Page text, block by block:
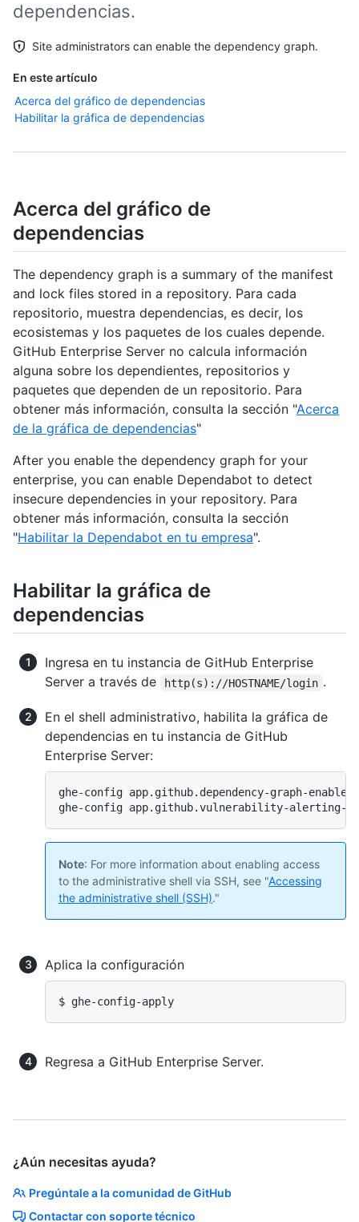
En este artículo
Acerca del gráfico de dependencias
Habilitar la gráfica de dependencias
dependencias.
Site administrators can enable the dependency graph.
Acerca del gráfico de
dependencias
The dependency graph is a summary of the manifest
and lock files stored in a repository. Para cada
repositorio, muestra dependencias, es decir, los
ecosistemas y los paquetes de los cuales depende.
GitHub Enterprise Server no calcula información
alguna sobre los dependientes, repositorios y
paquetes que dependen de un repositorio. Para
obtener más información, consulta la sección "Acerca
de la gráfica de dependencias"
After you enable the dependency graph for your
enterprise, you can enable Dependabot to detect
insecure dependencies in your repository. Para
obtener más información, consulta la sección
"Habilitar la Dependabot en tu empresa".
Habilitar la gráfica de
dependencias
Ingresa en tu instancia de GitHub Enterprise
Server a través de
http(s)://HOSTNAME/login .
En el shell administrativo, habilita la gráfica de
dependencias en tu instancia de GitHub
Enterprise Server:
ghe-config app.github.dependency-graph-
ghe-config app.github.vulnerability-alerting-
Note: For more information about enabling access
to the administrative shell via SSH, see "Accessing
the administrative shell (SSH)."
Aplica la configuración
$ ghe-config-apply
Regresa a GitHub Enterprise Server.
¿Aún necesitas ayuda?
Pregúntale a la comunidad de GitHub
Contactar con soporte técnico